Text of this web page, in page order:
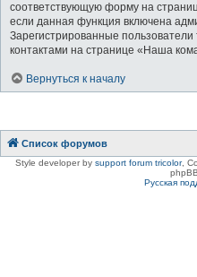
соответствующую форму на
если данная функция включена
Зарегистрированные пользователи
контактами на странице «Наша
Вернуться к началу
Список форумов
Style developer by support forum tricolor,
Русская